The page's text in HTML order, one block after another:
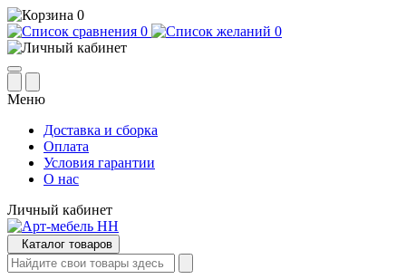
0
0
0
Меню
Доставка и сборка
Оплата
Условия гарантии
О нас
Личный кабинет
Каталог товаров